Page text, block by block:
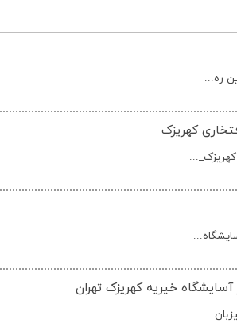
ره...
کهریزک
خیریه کهریزک تهران